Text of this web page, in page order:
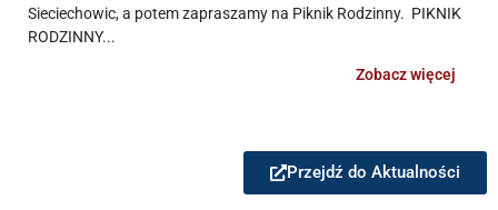
Sieciechowic, a potem zapraszamy na Piknik Rodzinny. PIKNIK
RODZINNY...
Zobacz więcej
Przejdź do Aktualności